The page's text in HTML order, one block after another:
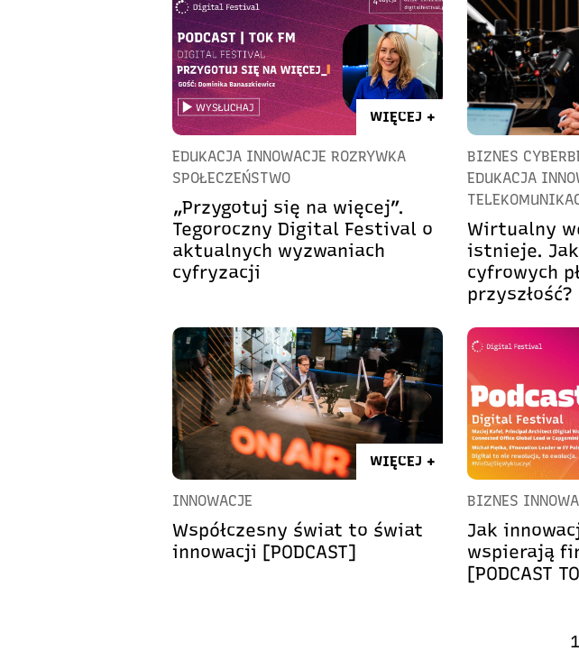
WIĘCEJ +
EDUKACJA INNOWACJE ROZRYWKA
SPOŁECZEŃSTWO
„Przygotuj się na więcej”.
Tegoroczny Digital Festival o
aktualnych wyzwaniach
cyfryzacji
BIZNES
EDUKACJA
Wirtualny
istnieje.
cyfrowych
przyszłość?
WIĘCEJ +
INNOWACJE
Współczesny świat to świat
innowacji [PODCAST]
BIZNES
Jak
wspierają
[PODCAST
1